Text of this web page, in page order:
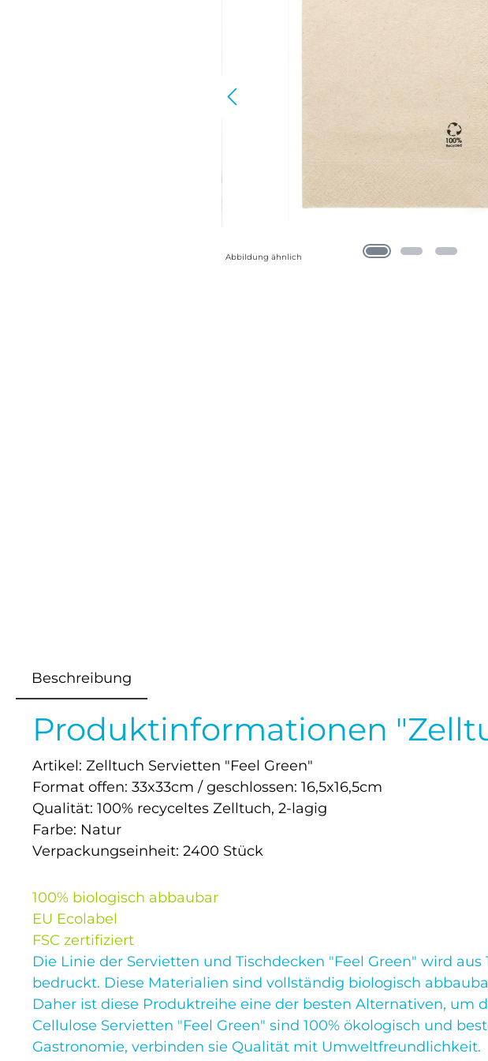
Abbildung ähnlich
Beschreibung
Produktinformationen
Artikel: Zelltuch Servietten "Feel Green"
Format offen: 33x33cm / geschlossen: 16,5x16,5cm
Qualität: 100% recyceltes Zelltuch, 2-lagig
Farbe: Natur
Verpackungseinheit: 2400 Stück
100% biologisch abbaubar
EU Ecolabel
FSC zertifiziert
Die Linie der Servietten und Tischdecken "Feel Green" wird
bedruckt. Diese Materialien sind vollständig biologisch
Daher ist diese Produktreihe eine der besten Alternativen, um
Cellulose Servietten "Feel Green" sind 100% ökologisch und
Gastronomie, verbinden sie Qualität mit Umweltfreundlichkeit.